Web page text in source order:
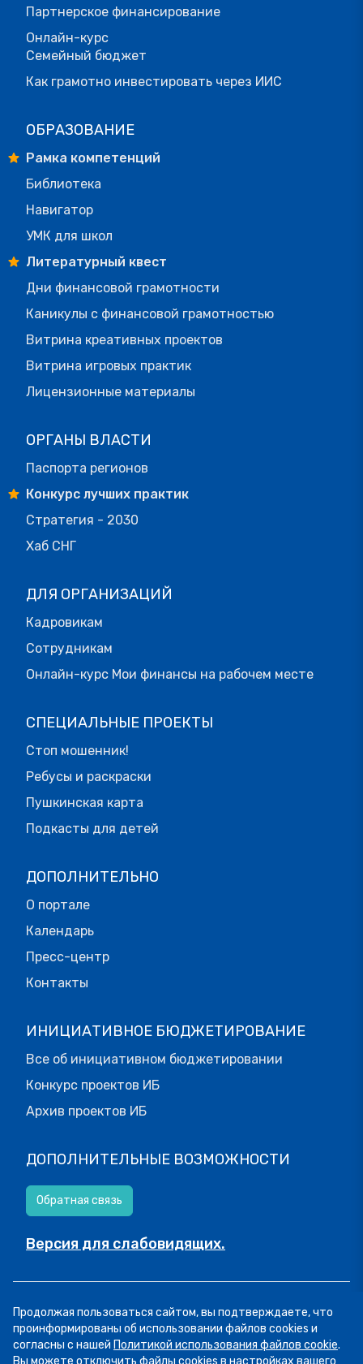
Партнерское финансирование
Онлайн-курс
Семейный бюджет
Как грамотно инвестировать через ИИС
ОБРАЗОВАНИЕ
Рамка компетенций
Библиотека
Навигатор
УМК для школ
Литературный квест
Дни финансовой грамотности
Каникулы с финансовой грамотностью
Витрина креативных проектов
Витрина игровых практик
Лицензионные материалы
ОРГАНЫ ВЛАСТИ
Паспорта регионов
Конкурс лучших практик
Стратегия - 2030
Хаб СНГ
ДЛЯ ОРГАНИЗАЦИЙ
Кадровикам
Сотрудникам
Онлайн-курс Мои финансы на рабочем месте
СПЕЦИАЛЬНЫЕ ПРОЕКТЫ
Стоп мошенник!
Ребусы и раскраски
Пушкинская карта
Подкасты для детей
ДОПОЛНИТЕЛЬНО
О портале
Календарь
Пресс-центр
Контакты
ИНИЦИАТИВНОЕ БЮДЖЕТИРОВАНИЕ
Все об инициативном бюджетировании
Конкурс проектов ИБ
Архив проектов ИБ
ДОПОЛНИТЕЛЬНЫЕ ВОЗМОЖНОСТИ
Обратная связь
Версия для слабовидящих.
Все права защищены.Пользовательское соглашение
Продолжая пользоваться сайтом, вы подтверждаете, что
проинформированы об использовании файлов cookies и
согласны с нашей Политикой использования файлов cookie.
Вы можете отключить файлы cookies в настройках вашего